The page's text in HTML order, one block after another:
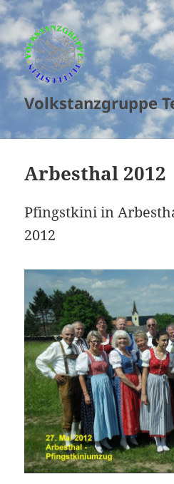
Volkstanzgruppe
Arbesthal 2012
Pfingstkini in
2012